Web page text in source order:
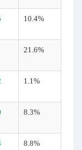
10.4%
21.6%
1.1%
8.3%
8.8%